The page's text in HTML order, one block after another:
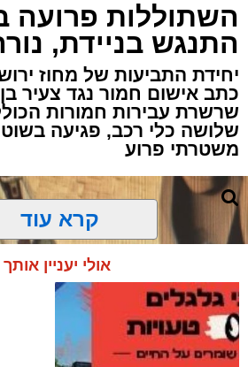
פעילות מבצעית מתוחה
ירושלים הסתיימה במעצרם
חוקי ונהג שהסיע אותו,
של לוחמי מג"ב חשף שיטת
במיוחד.
האירוע התרחש במהלך
לוחמי מג״ב עוטף ירושלים
לשמירה על הביטחון השוטף
הכוחות עצרו לבדיקה שגרתית
חשדם, ועד מהרה הבינו שמשהו
במהלך בדיקה יסודית של חלל
הלוחמים כי בתא המטען קיימת
תואמת את מבנה הרכב המקורי.
השתוללות פרועה
התנגש בניידת,
יחידת התביעות של מחוז
שרשרת עבירות חמורות
שלושה כלי רכב, פגיעה
משטרתי פרוע
קרא עוד
אולי יעניין